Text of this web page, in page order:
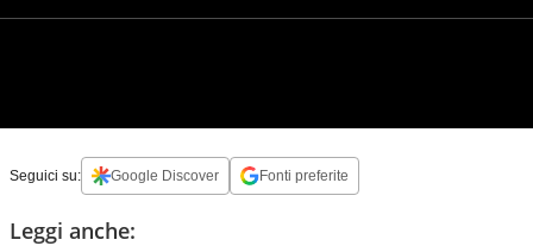
Seguici su: Google Discover Fonti preferite
Leggi anche: